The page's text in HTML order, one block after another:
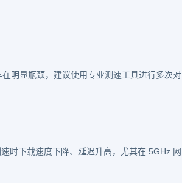
明显瓶颈，建议使用专业测速工具进行多次对
时下载速度下降、延迟升高，尤其在 5GHz 网